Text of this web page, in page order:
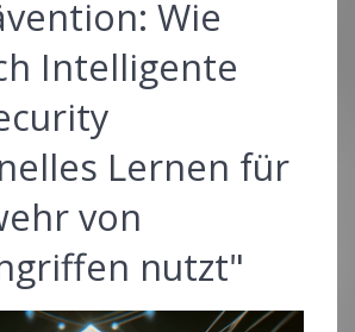
Wie
Intelligente
Lernen für
von
nutzt"